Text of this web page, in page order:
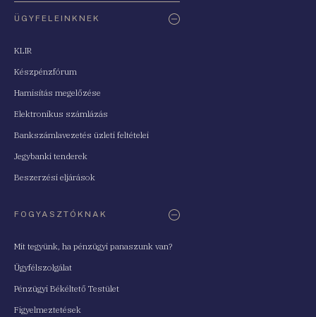
ÜGYFELEINKNEK
KLIR
Készpénzfórum
Hamisítás megelőzése
Elektronikus számlázás
Bankszámlavezetés üzleti feltételei
Jegybanki tenderek
Beszerzési eljárások
FOGYASZTÓKNAK
Mit tegyünk, ha pénzügyi panaszunk van?
Ügyfélszolgálat
Pénzügyi Békéltető Testület
Figyelmeztetések